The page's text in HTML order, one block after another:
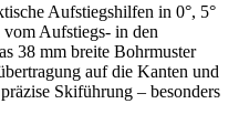
Aufstiegshilfen in 0°, 5°
Aufstiegs- in den
38 mm breite Bohrmuster
auf die Kanten und
Skiführung – besonders